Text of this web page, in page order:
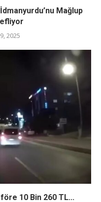
Mağlup
2025
10 Bin 260 TL...